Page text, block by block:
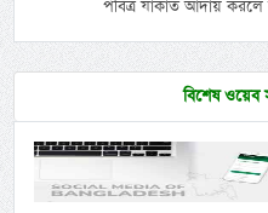
পবিত্র যাকাত আদায় করলে
বিশেষ ওয়েব